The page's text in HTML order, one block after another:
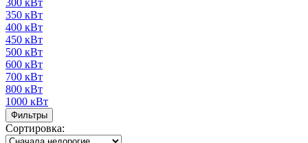
350 кВт
400 кВт
450 кВт
500 кВт
600 кВт
700 кВт
800 кВт
1000 кВт
Фильтры
Сортировка: